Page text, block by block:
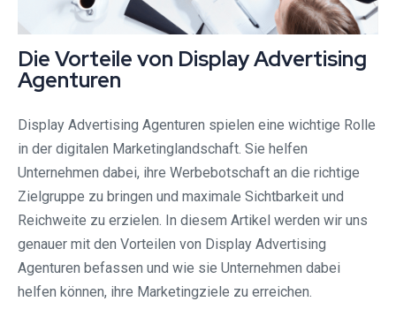
Die Vorteile von Display Advertising
Agenturen
Display Advertising Agenturen spielen eine wichtige Rolle
in der digitalen Marketinglandschaft. Sie helfen
Unternehmen dabei, ihre Werbebotschaft an die richtige
Zielgruppe zu bringen und maximale Sichtbarkeit und
Reichweite zu erzielen. In diesem Artikel werden wir uns
genauer mit den Vorteilen von Display Advertising
Agenturen befassen und wie sie Unternehmen dabei
helfen können, ihre Marketingziele zu erreichen.